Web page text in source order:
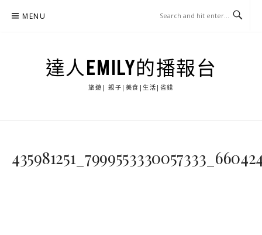
MENU
達人EMILY的播報台
旅遊| 親子|美食|生活|省錢